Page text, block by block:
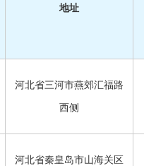
地址
河北省三河市燕郊汇福路
西侧
河北省秦皇岛市山海关区